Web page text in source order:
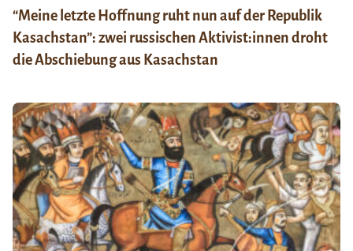
“Meine letzte Hoffnung ruht nun auf der Republik
Kasachstan”: zwei russischen Aktivist:innen droht
die Abschiebung aus Kasachstan